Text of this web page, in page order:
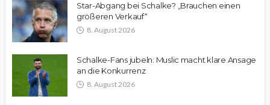
Star-Abgang bei Schalke? „Brauchen einen
größeren Verkauf“
8. August 2026
Schalke-Fans jubeln: Muslic macht klare Ansage
an die Konkurrenz
8. August 2026